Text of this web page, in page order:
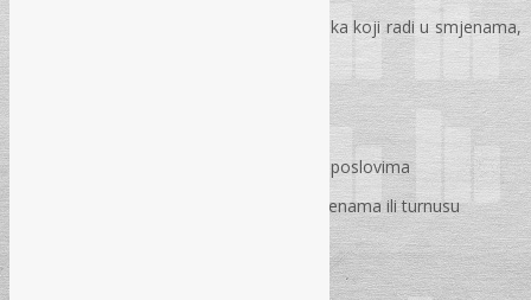
Odmor u toku radnog vremena radnika koji radi u smjenama,
Dnevni odmor radnika na sezonskim poslovima
Dnevni odmor radnika koji radi u smjenama ili turnusu